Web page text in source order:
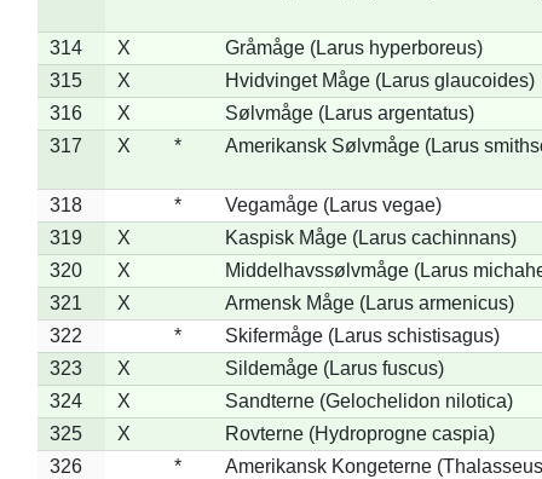
314 X
Gråmåge (Larus hyperboreus)
315
X
Hvidvinget Måge (Larus glaucoides)
316
X
Sølvmåge (Larus argentatus)
317
X * Amerikansk Sølvmåge (Larus
318 *
Vegamåge (Larus vegae)
319
X
Kaspisk Måge (Larus cachinnans)
320
X
Middelhavssølvmåge (Larus
321
X
Armensk Måge (Larus armenicus)
322
*
Skifermåge (Larus schistisagus)
323
X
Sildemåge (Larus fuscus)
324
X
Sandterne (Gelochelidon nilotica)
325
X
Rovterne (Hydroprogne caspia)
326
* Amerikansk Kongeterne